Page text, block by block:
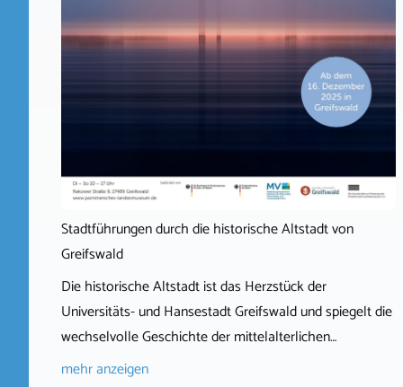
Stadtführungen durch die historische Altstadt von
Greifswald
Die historische Altstadt ist das Herzstück der
Universitäts- und Hansestadt Greifswald und spiegelt die
wechselvolle Geschichte der mittelalterlichen…
mehr anzeigen